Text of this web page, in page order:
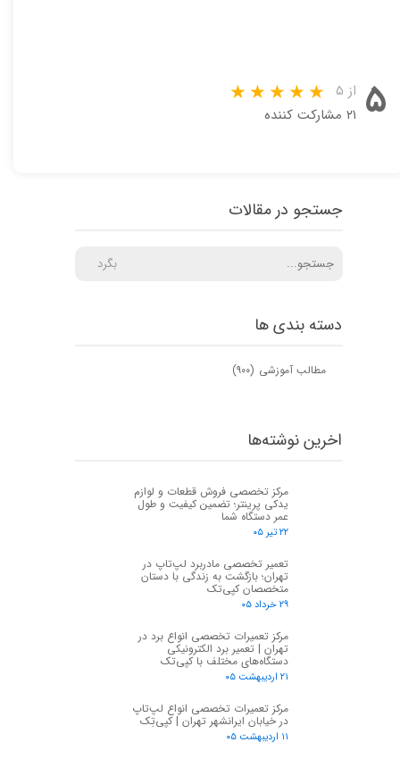
۵ از ۵
۲۱ مشارکت کننده
دسته بندی ها
مطالب آموزشی (۹۰۰)
جستجو در مقالات
بگرد
اخرین نوشته‌ها
مرکز تخصصی فروش قطعات و لوازم
یدکی پرینتر؛ تضمین کیفیت و طول
عمر دستگاه شما
۲۲ تیر ۰۵
تعمیر تخصصی مادربرد لپ‌تاپ در
تهران؛ بازگشت به زندگی با دستان
متخصصان کپی‌تک
۲۹ خرداد ۰۵
مرکز تعمیرات تخصصی انواع برد در
تهران | تعمیر برد الکترونیکی
دستگاه‌های مختلف با کپی‌تک
۲۱ اردیبهشت ۰۵
مرکز تعمیرات تخصصی انواع لپ‌تاپ
در خیابان ایرانشهر تهران | کپی‌تِک
۱۱ اردیبهشت ۰۵